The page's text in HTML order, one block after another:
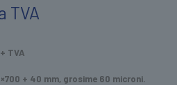
TVA
TVA
+ 40 mm, grosime 60 microni.